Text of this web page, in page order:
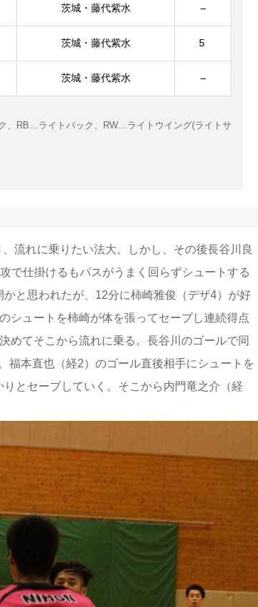
茨城・藤代紫水 –
茨城・藤代紫水 5
茨城・藤代紫水 –
RB…ライトバック、RW…ライトウイング(ライトサ
流れに乗りたい法大。しかし、その後長谷川良
で仕掛けるもパスがうまく回らずシュートする
と思われたが、12分に柿崎雅俊（デザ4）が好
シュートを柿崎が体を張ってセーブし連続得点
めてそこから流れに乗る。長谷川のゴールで同
福本直也（経2）のゴール直後相手にシュートを
とセーブしていく。そこから内門竜之介（経